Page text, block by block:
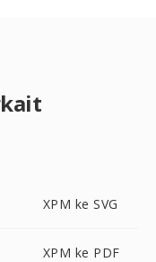
XPM ke SVG
XPM ke PDF